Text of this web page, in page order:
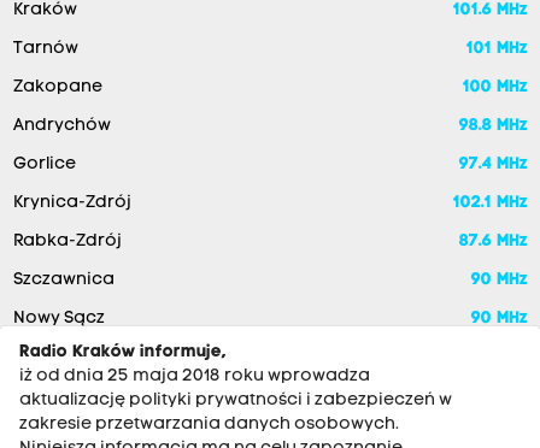
Kraków 101.6 MHz
Tarnów 101 MHz
Zakopane 100 MHz
Andrychów 98.8 MHz
Gorlice 97.4 MHz
Krynica-Zdrój 102.1 MHz
Rabka-Zdrój 87.6 MHz
Szczawnica 90 MHz
Nowy Sącz
90 MHz
Radio Kraków informuje,
iż od dnia 25 maja 2018 roku wprowadza
aktualizację polityki prywatności i zabezpieczeń w
zakresie przetwarzania danych osobowych.